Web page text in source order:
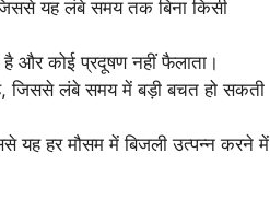
यह लंबे समय तक बिना किसी
और कोई प्रदूषण नहीं फैलाता।
जिससे लंबे समय में बड़ी बचत हो सकती
यह हर मौसम में बिजली उत्पन्न करने में